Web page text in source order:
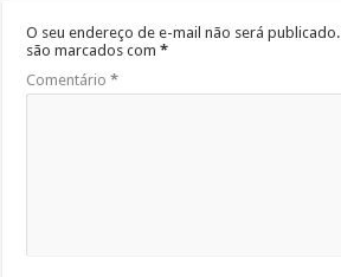
O seu endereço de e-mail não será publicado.
são marcados com*
Comentário*